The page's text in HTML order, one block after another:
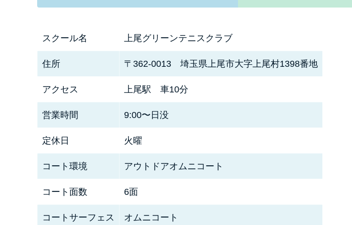
スクール名 上尾グリーンテニスクラブ
住所 〒362-0013 埼玉県上尾市大字上尾村1398番地
アクセス 上尾駅 車10分
営業時間 9:00〜日没
定休日 火曜
コート環境 アウトドアオムニコート
コート面数 6面
コートサーフェス オムニコート